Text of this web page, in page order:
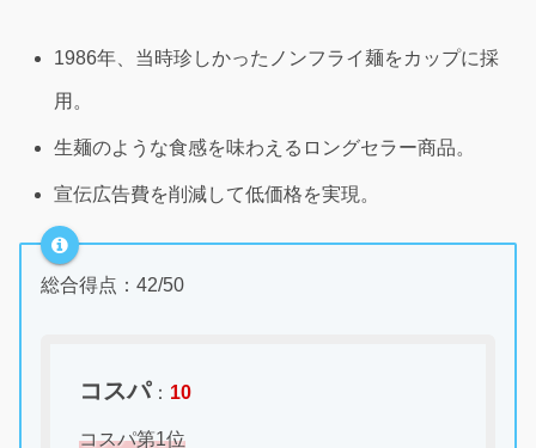
1986年、当時珍しかったノンフライ麺をカップに採
用。
生麺のような食感を味わえるロングセラー商品。
宣伝広告費を削減して低価格を実現。
総合得点：42/50
コスパ： 10
コスパ第1位